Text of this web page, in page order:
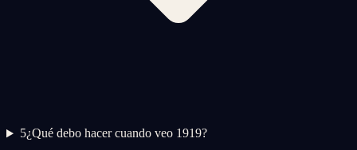
5¿Qué debo hacer cuando veo 1919?